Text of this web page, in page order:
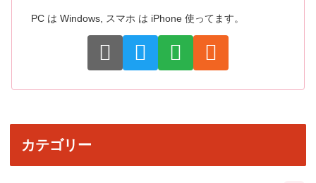
PC は Windows, スマホ は iPhone 使ってます。
カテゴリー